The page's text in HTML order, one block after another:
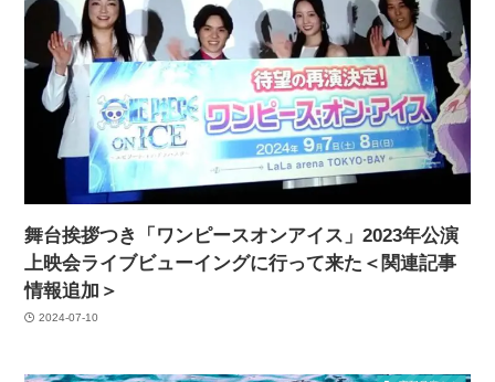
舞台挨拶つき「ワンピースオンアイス」2023年公演
上映会ライブビューイングに行って来た＜関連記事
情報追加＞
2024-07-10